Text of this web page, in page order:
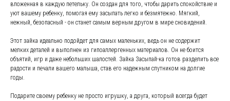
вложенная в каждую петельку. Он создан для того, чтобы дарить спокойствие и
уют вашему ребенку, помогая ему засыпать легко и безмятежно. Мягкий,
нежный, безопасный - он станет самым верным другом в мире сновидений.
Этот зайка идеально подойдет для самых маленьких, ведь он не содержит
мелких деталей и выполнен из гипоаллергенных материалов. Он не боится
объятий, игр и даже небольших шалостей. Зайка Засыпай-ка готов разделить все
радости и печали вашего малыша, став его надежным спутником на долгие
годы.
Подарите своему ребенку не просто игрушку, а друга, который всегда будет